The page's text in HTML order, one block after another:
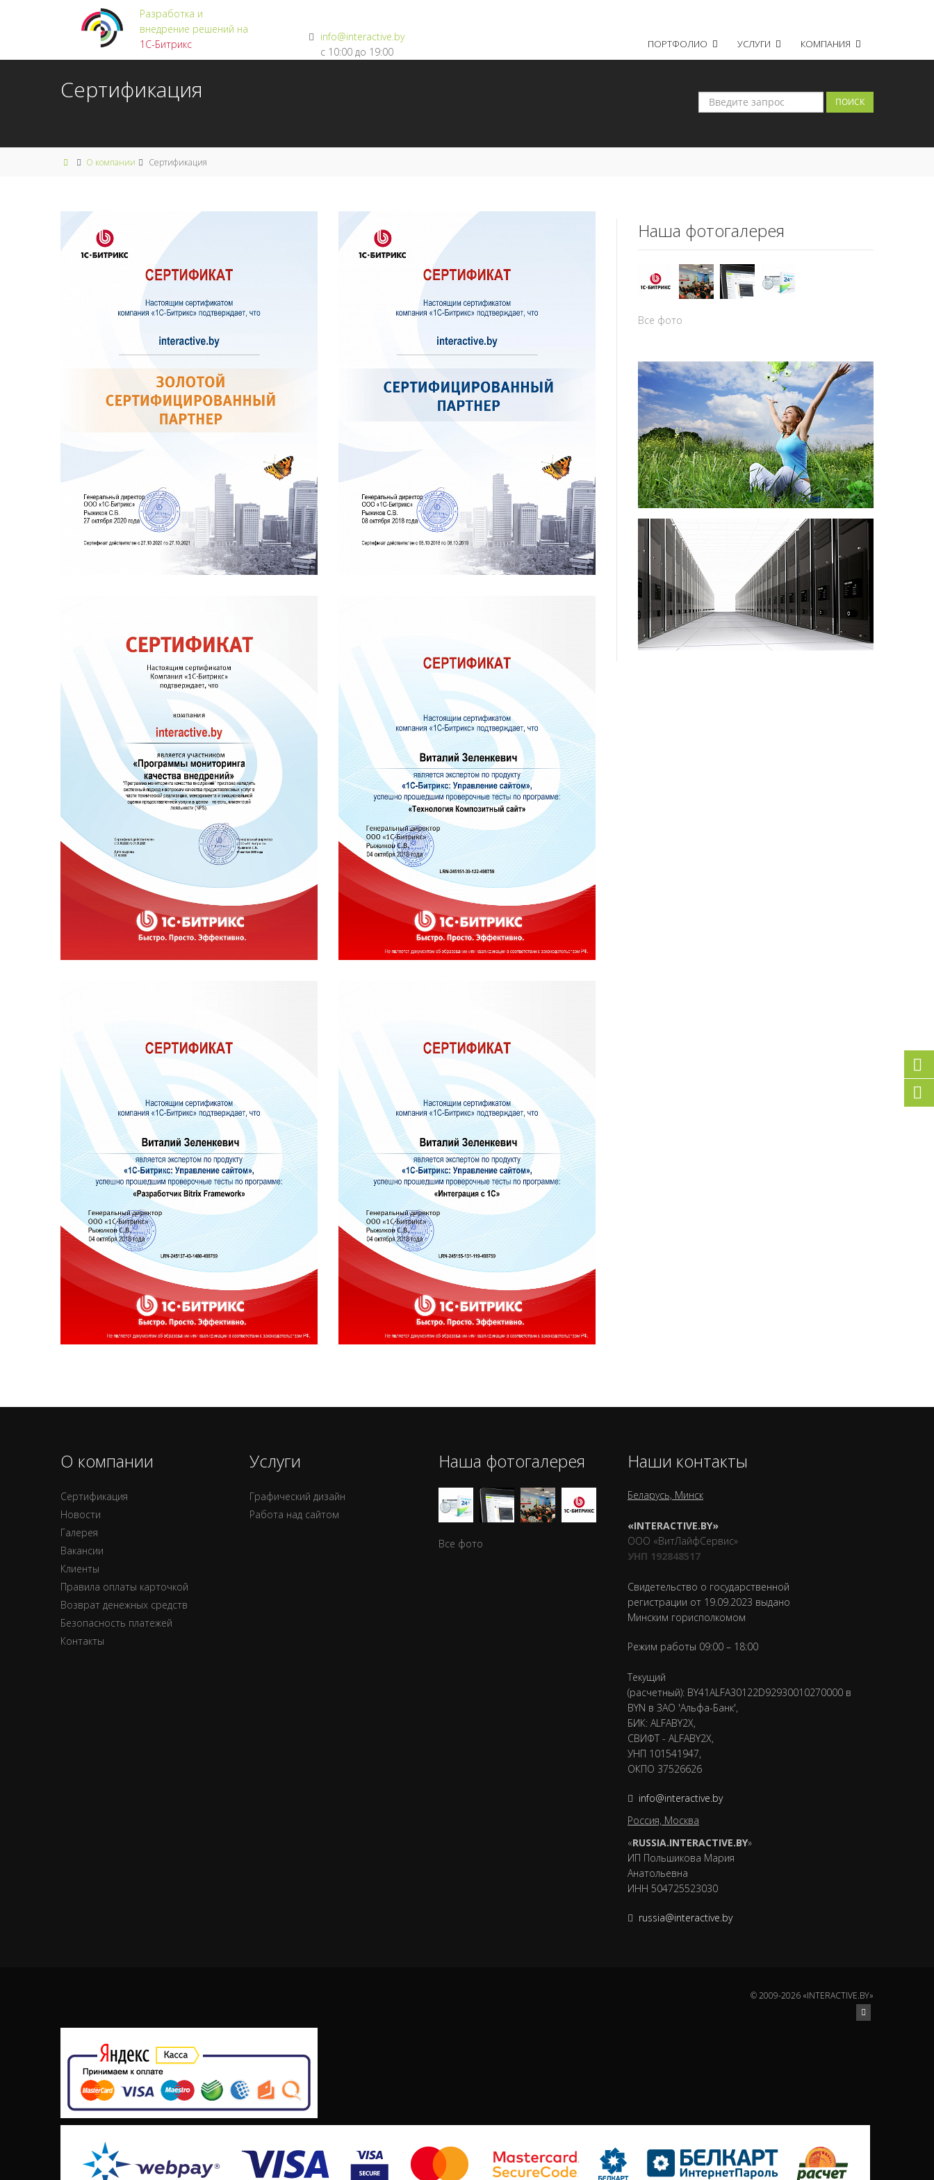
Разработка и
внедрение решений на
1С-Битрикс
info@interactive.by
с 10:00 до 19:00
ПОРТФОЛИО УСЛУГИ КОМПАНИЯ
Сертификация
О компании Сертификация
Наша фотогалерея
Все фото
О компании
Сертификация
Новости
Галерея
Вакансии
Клиенты
Правила оплаты карточкой
Возврат денежных средств
Безопасность платежей
Контакты
Услуги
Графический дизайн
Работа над сайтом
Наша фотогалерея
Все фото
Наши контакты
Беларусь, Минск
«INTERACTIVE.BY»
ООО «ВитЛайфСервис»
УНП 192848517
Свидетельство о государственной
регистрации от 19.09.2023 выдано
Минским горисполкомом
Режим работы 09:00 – 18:00
Текущий
(расчетный): BY41ALFA30122D92930010270000 в
BYN в ЗАО 'Альфа-Банк',
БИК: ALFABY2X,
СВИФТ - ALFABY2X,
УНП 101541947,
ОКПО 37526626
info@interactive.by
Россия, Москва
«RUSSIA.INTERACTIVE.BY»
ИП Польшикова Мария
Анатольевна
ИНН 504725523030
russia@interactive.by
© 2009-2026 «INTERACTIVE.BY»